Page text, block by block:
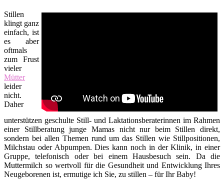
Stillen
klingt ganz
einfach, ist
es aber
oftmals
zum Frust
vieler
Mütter
leider
nicht.
Daher
unterstützen geschulte Still- und Laktationsberaterinnen im Rahmen
einer Stillberatung junge Mamas nicht nur beim Stillen direkt,
sondern bei allen Themen rund um das Stillen wie Stillpositionen,
Milchstau oder Abpumpen. Dies kann noch in der Klinik, in einer
Gruppe, telefonisch oder bei einem Hausbesuch sein. Da die
Muttermilch so wertvoll für die Gesundheit und Entwicklung Ihres
Neugeborenen ist, ermutige ich Sie, zu stillen – für Ihr Baby!